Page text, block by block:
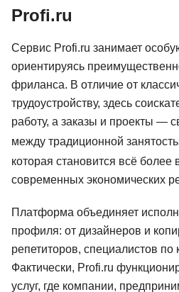
Profi.ru
Сервис Profi.ru занимает
ориентируясь
фриланса. В отличие от
трудоустройству, здесь
работу, а заказы и проекты —
между традиционной
которая становится всё более
современных экономических
Платформа объединяет
профиля: от дизайнеров и
репетиторов, специалистов по
Фактически, Profi.ru
услуг, где компании,